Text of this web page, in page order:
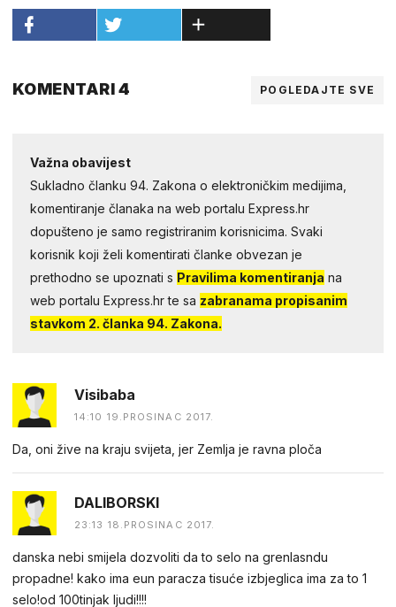
KOMENTARI 4 POGLEDAJTE SVE
Važna obavijest
Sukladno članku 94. Zakona o elektroničkim medijima,
komentiranje članaka na web portalu Express.hr
dopušteno je samo registriranim korisnicima. Svaki
korisnik koji želi komentirati članke obvezan je
prethodno se upoznati s Pravilima komentiranja na
web portalu Express.hr te sa zabranama propisanim
stavkom 2. članka 94. Zakona.
Visibaba
14:10 19.PROSINAC 2017.
Da, oni žive na kraju svijeta, jer Zemlja je ravna ploča
DALIBORSKI
23:13 18.PROSINAC 2017.
danska nebi smijela dozvoliti da to selo na grenlasndu
propadne! kako ima eun paracza tisuće izbjeglica ima za to 1
selo!od 100tinjak ljudi!!!!